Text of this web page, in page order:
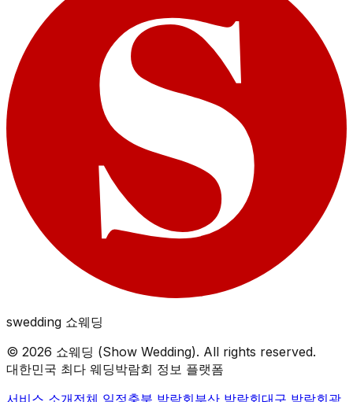
swedding 쇼웨딩
© 2026 쇼웨딩 (Show Wedding). All rights reserved.
대한민국 최다 웨딩박람회 정보 플랫폼